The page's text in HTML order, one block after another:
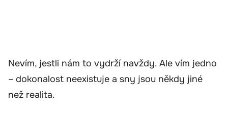
Nevím, jestli nám to vydrží navždy. Ale vím jedno
– dokonalost neexistuje a sny jsou někdy jiné
než realita.